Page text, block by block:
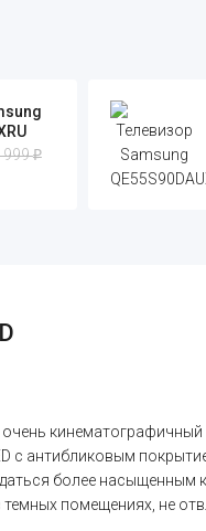
999₽
кинематографичный
с антибликовым
более насыщенным
темных помещениях, не